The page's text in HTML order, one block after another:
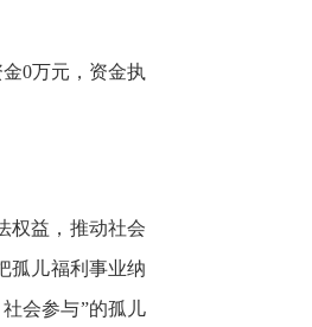
0万元，资金执
权益，推动社会
孤儿福利事业纳
会参与”的孤儿